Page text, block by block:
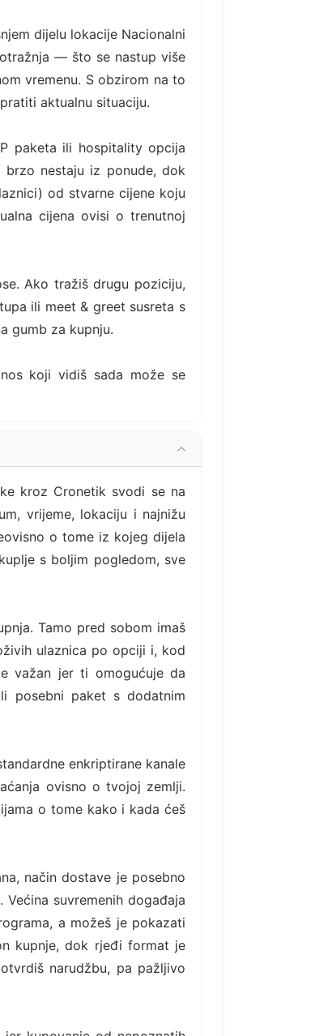
dijelu lokacije Nacionalni
— što se nastup više
vremenu. S obzirom na to
aktualnu situaciju.
paketa ili hospitality opcija
brzo nestaju iz ponude, dok
od stvarne cijene koju
cijena ovisi o trenutnoj
Ako tražiš drugu poziciju,
ili meet & greet susreta s
gumb za kupnju.
koji vidiš sada može se
kroz Cronetik svodi se na
vrijeme, lokaciju i najnižu
o tome iz kojeg dijela
s boljim pogledom, sve
Tamo pred sobom imaš
ulaznica po opciji i, kod
važan jer ti omogućuje da
posebni paket s dodatnim
enkriptirane kanale
ovisno o tvojoj zemlji.
o tome kako i kada ćeš
način dostave je posebno
suvremenih događaja
a možeš je pokazati
kupnje, dok rjeđi format je
narudžbu, pa pažljivo